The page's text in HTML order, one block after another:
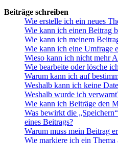
Beiträge schreiben
Wie erstelle ich ein neues
Wie kann ich einen Beitrag
Wie kann ich meinem
Wie kann ich eine Umfrage
Wieso kann ich nicht mehr
Wie bearbeite oder lösche
Warum kann ich auf
Weshalb kann ich keine
Weshalb wurde ich
Wie kann ich Beiträge den
Was bewirkt die
eines Beitrags?
Warum muss mein Beitrag
Wie markiere ich ein Thema